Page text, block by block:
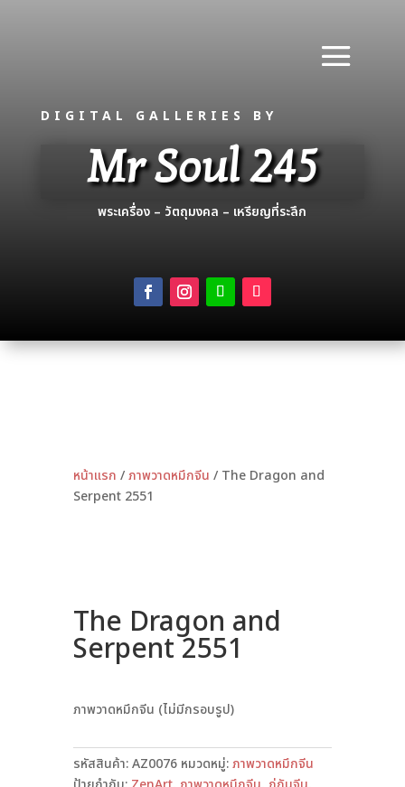
DIGITAL GALLERIES BY
Mr Soul 245
พระเครื่อง – วัตถุมงคล – เหรียญที่ระลึก
หน้าแรก /ภาพวาดหมึกจีน / The Dragon and
Serpent 2551
The Dragon and
Serpent 2551
ภาพวาดหมึกจีน (ไม่มีกรอบรูป)
รหัสสินค้า:AZ0076 หมวดหมู่:ภาพวาดหมึกจีน